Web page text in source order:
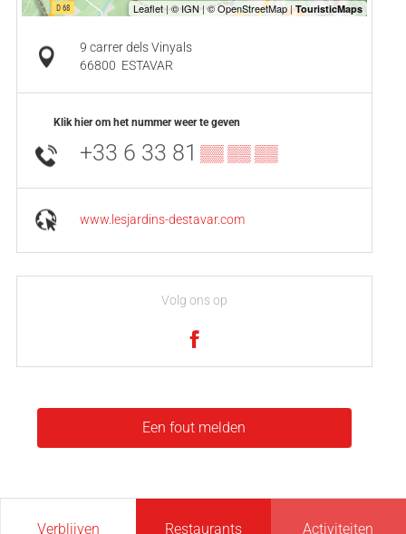
9 carrer dels Vinyals
66800 ESTAVAR
Klik hier om het nummer weer te geven
+33 6 33 81 ▒▒ ▒▒ ▒▒
www.lesjardins-destavar.com
Volg ons op
Een fout melden
Verblijven Restaurants Activiteiten